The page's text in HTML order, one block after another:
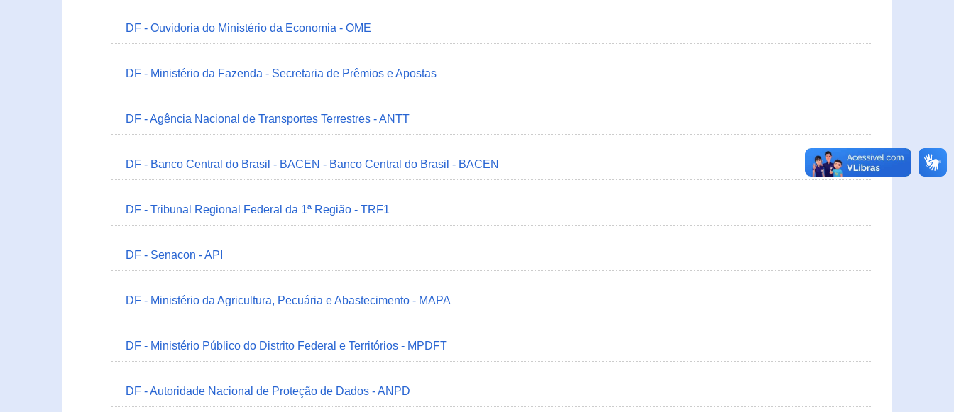
DF - Ouvidoria do Ministério da Economia - OME
DF - Ministério da Fazenda - Secretaria de Prêmios e Apostas
DF - Agência Nacional de Transportes Terrestres - ANTT
DF - Banco Central do Brasil - BACEN - Banco Central do Brasil - BACEN
DF - Tribunal Regional Federal da 1ª Região - TRF1
DF - Senacon - API
DF - Ministério da Agricultura, Pecuária e Abastecimento - MAPA
DF - Ministério Público do Distrito Federal e Territórios - MPDFT
DF - Autoridade Nacional de Proteção de Dados - ANPD